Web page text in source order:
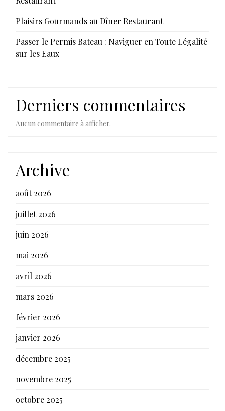
Plaisirs Gourmands au Dîner Restaurant
Passer le Permis Bateau : Naviguer en Toute Légalité
sur les Eaux
Derniers commentaires
Aucun commentaire à afficher.
Archive
août 2026
juillet 2026
juin 2026
mai 2026
avril 2026
mars 2026
février 2026
janvier 2026
décembre 2025
novembre 2025
octobre 2025